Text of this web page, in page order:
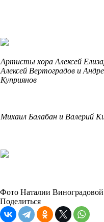
Артисты хора Алексей
Алексей Вертоградов и
Куприянов
Михаил Балабан и Валерий
Фото Наталии Виноградовой
Поделиться